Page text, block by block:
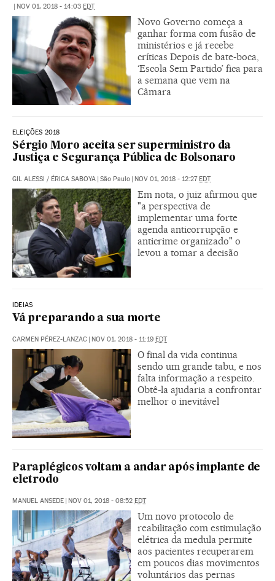
| NOV 01, 2018 - 14:03 EDT
Novo Governo começa a
ganhar forma com fusão de
ministérios e já recebe
críticas Depois de bate-boca,
‘Escola Sem Partido’ fica para
a semana que vem na
Câmara
ELEIÇÕES 2018
Sérgio Moro aceita ser superministro da
Justiça e Segurança Pública de Bolsonaro
GIL ALESSI / ÉRICA SABOYA | São Paulo | NOV 01, 2018 - 12:27EDT
Em nota, o juiz afirmou que
"a perspectiva de
implementar uma forte
agenda anticorrupção e
anticrime organizado" o
levou a tomar a decisão
IDEIAS
Vá preparando a sua morte
CARMEN PÉREZ-LANZAC | NOV 01, 2018 - 11:19 EDT
O final da vida continua
sendo um grande tabu, e nos
falta informação a respeito.
Obtê-la ajudaria a confrontar
melhor o inevitável
Paraplégicos voltam a andar após implante de
eletrodo
MANUEL ANSEDE | NOV 01, 2018 - 08:52 EDT
Um novo protocolo de
reabilitação com estimulação
elétrica da medula permite
aos pacientes recuperarem
em poucos dias movimentos
voluntários das pernas